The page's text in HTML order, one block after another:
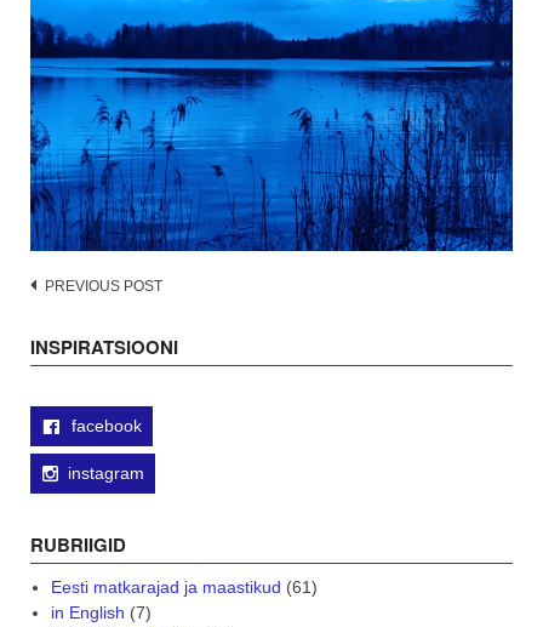
Post
PREVIOUS POST
INSPIRATSIOONI
facebook
instagram
RUBRIIGID
Eesti matkarajad ja maastikud (61)
in English (7)